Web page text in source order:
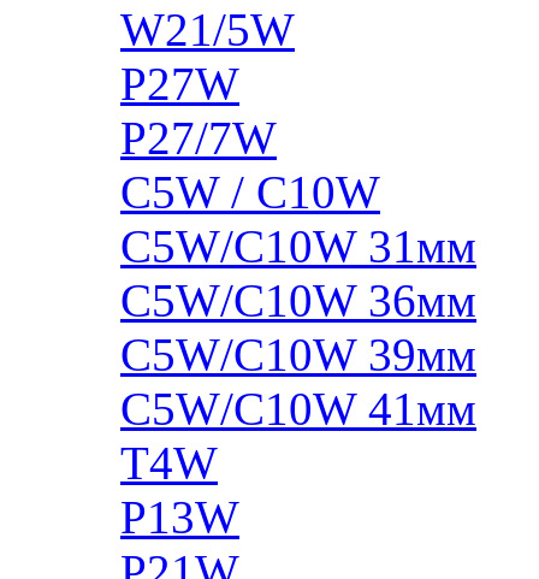
W21/5W
P27W
P27/7W
C5W / C10W
C5W/C10W 31мм
C5W/C10W 36мм
C5W/C10W 39мм
C5W/C10W 41мм
T4W
P13W